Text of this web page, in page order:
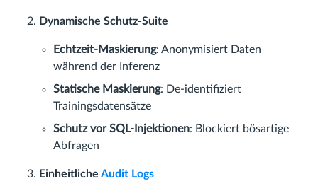
Dynamische Schutz-Suite
Echtzeit-Maskierung: Anonymisiert Daten
während der Inferenz
Statische Maskierung: De-identifiziert
Trainingsdatensätze
Schutz vor SQL-Injektionen: Blockiert bösartige
Abfragen
Einheitliche Audit Logs